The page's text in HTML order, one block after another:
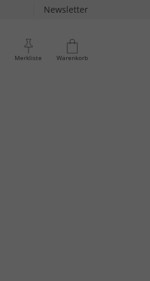
Newsletter
Merkliste Warenkorb